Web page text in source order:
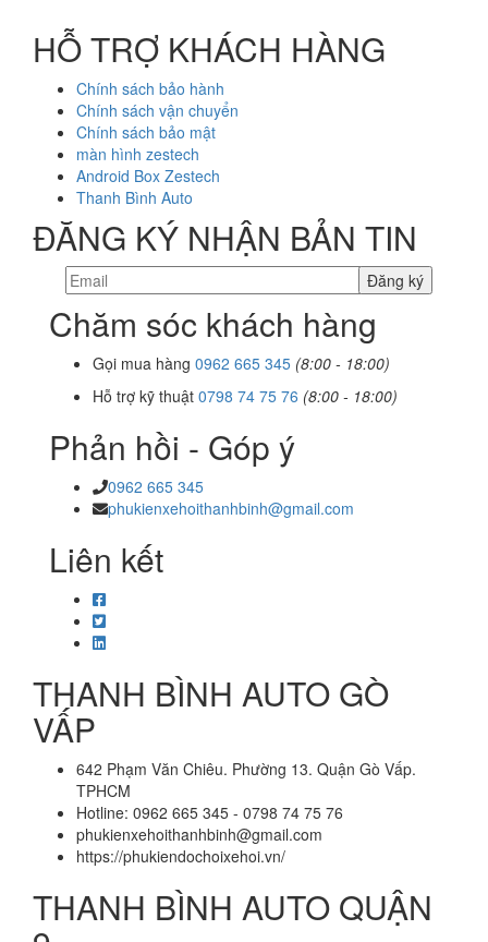
HỖ TRỢ KHÁCH HÀNG
Chính sách bảo hành
Chính sách vận chuyển
Chính sách bảo mật
màn hình zestech
Android Box Zestech
Thanh Bình Auto
ĐĂNG KÝ NHẬN BẢN TIN
Chăm sóc khách hàng
Gọi mua hàng 0962 665 345 (8:00 - 18:00)
Hỗ trợ kỹ thuật 0798 74 75 76 (8:00 - 18:00)
Phản hồi - Góp ý
0962 665 345
phukienxehoithanhbinh@gmail.com
Liên kết
THANH BÌNH AUTO GÒ
VẤP
642 Phạm Văn Chiêu. Phường 13. Quận Gò Vấp.
TPHCM
Hotline: 0962 665 345 - 0798 74 75 76
phukienxehoithanhbinh@gmail.com
https://phukiendochoixehoi.vn/
THANH BÌNH AUTO QUẬN